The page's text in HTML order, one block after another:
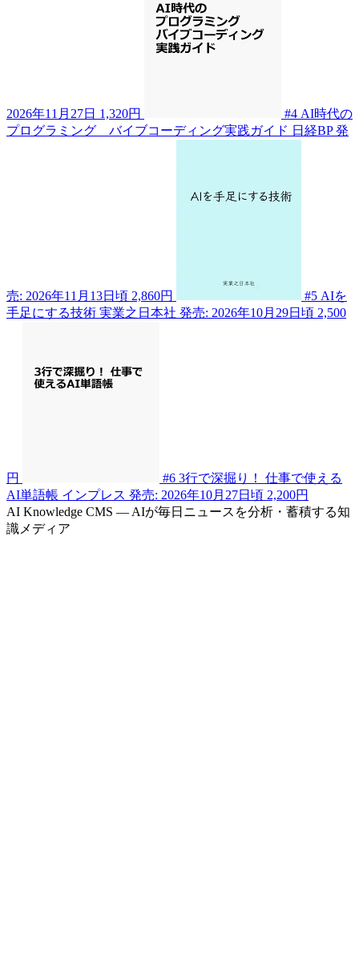
2026年11月27日 1,320円 #4 AI時代の
プログラミング バイブコーディング実践ガイド 日経BP 発
売: 2026年11月13日頃 2,860円 #5 AIを
手足にする技術 実業之日本社 発売: 2026年10月29日頃 2,500
円 #6 3行で深掘り！ 仕事で使える
AI単語帳 インプレス 発売: 2026年10月27日頃 2,200円
AI Knowledge CMS — AIが毎日ニュースを分析・蓄積する知
識メディア